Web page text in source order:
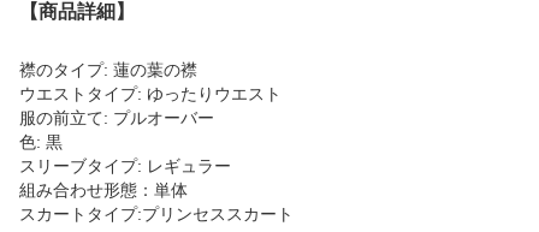
【商品詳細】
襟のタイプ: 蓮の葉の襟
ウエストタイプ: ゆったりウエスト
服の前立て: プルオーバー
色: 黒
スリーブタイプ: レギュラー
組み合わせ形態：単体
スカートタイプ:プリンセススカート